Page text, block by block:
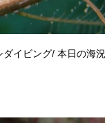
イビング/ 本日の海況